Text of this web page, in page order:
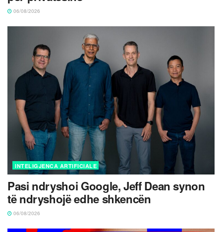
06/08/2026
INTELIGJENCA ARTIFICIALE
Pasi ndryshoi Google, Jeff Dean synon
të ndryshojë edhe shkencën
06/08/2026